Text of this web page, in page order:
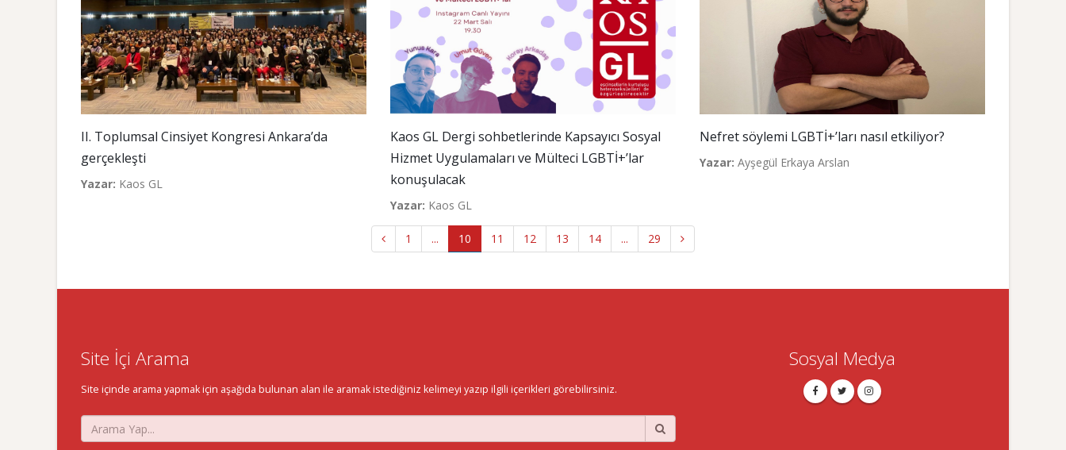
II. Toplumsal Cinsiyet Kongresi Ankara’da
gerçekleşti
Yazar: Kaos GL
Kaos GL Dergi sohbetlerinde Kapsayıcı Sosyal
Hizmet Uygulamaları ve Mülteci LGBTİ+’lar
konuşulacak
Yazar: Kaos GL
Nefret söylemi LGBTİ+’ları nasıl etkiliyor?
Yazar: Ayşegül Erkaya Arslan
1 ... 10 11 12 13 14 ... 29
Site İçi Arama
Site içinde arama yapmak için aşağıda bulunan alan ile aramak istediğiniz kelimeyi yazıp ilgili içerikleri görebilirsiniz.
Sosyal Medya